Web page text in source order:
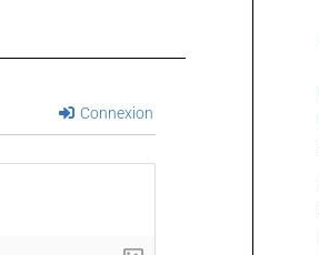
Connexion